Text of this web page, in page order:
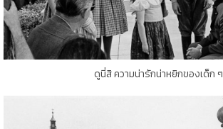
ดูนี่สิ ความน่ารักน่าหยิกของเด็ก ๆ